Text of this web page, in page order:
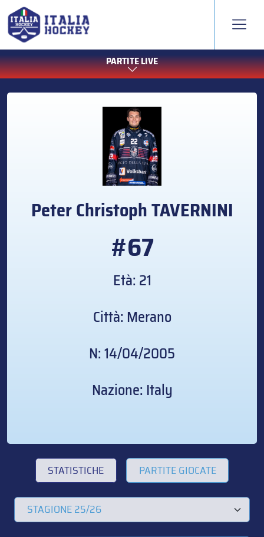
PARTITE LIVE
Peter ChristophTAVERNINI
#67
Età: 21
Città: Merano
N: 14/04/2005
Nazione: Italy
STATISTICHE PARTITE GIOCATE